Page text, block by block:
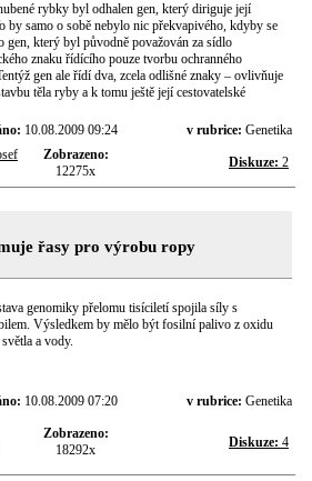
rybky byl odhalen gen, který diriguje její
by samo o sobě nebylo nic překvapivého, kdyby se
gen, který byl původně považován za sídlo
znaku řídícího pouze tvorbu ochranného
gen ale řídí dva, zcela odlišné znaky – ovlivňuje
těla ryby a k tomu ještě její cestovatelské
10.08.2009 09:24 v rubrice: Genetika
Zobrazeno:
12275x
Diskuze: 2
řasy pro výrobu ropy
genomiky přelomu tisíciletí spojila síly s
Výsledkem by mělo být fosilní palivo z oxidu
a vody.
10.08.2009 07:20 v rubrice: Genetika
Zobrazeno:
18292x
Diskuze: 4